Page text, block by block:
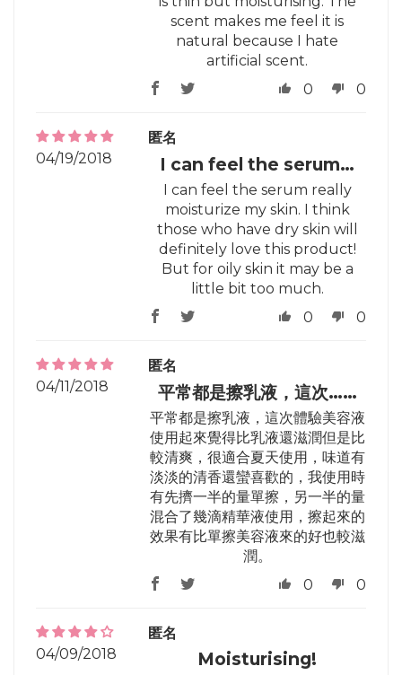
scent makes me feel it is
natural because I hate
artificial scent.
0
0
04/19/2018
匿名
I can feel the serum…
I can feel the serum really
moisturize my skin. I think
those who have dry skin will
definitely love this product!
But for oily skin it may be a
little bit too much.
0
0
04/11/2018
匿名
平常都是擦乳液，這次……
平常都是擦乳液，這次體驗美容液
使用起來覺得比乳液還滋潤但是比
較清爽，很適合夏天使用，味道有
淡淡的清香還蠻喜歡的，我使用時
有先擠一半的量單擦，另一半的量
混合了幾滴精華液使用，擦起來的
效果有比單擦美容液來的好也較滋
潤。
0
0
04/09/2018
匿名
Moisturising!